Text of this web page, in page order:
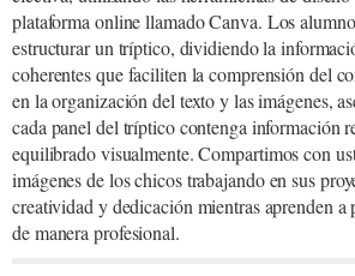
plataforma online llamado Canva. Los
estructurar un tríptico, dividiendo la
coherentes que faciliten la comprensión del
en la organización del texto y las imágenes,
cada panel del tríptico contenga información
equilibrado visualmente. Compartimos con
imágenes de los chicos trabajando en sus
creatividad y dedicación mientras aprenden a
de manera profesional.